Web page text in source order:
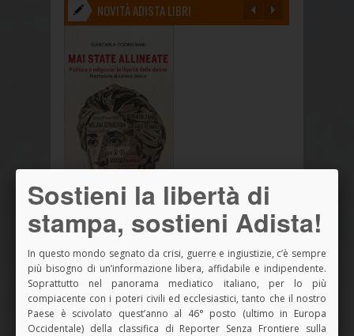
NOVITÀ ADISTA LIBRI
Sostieni la libertà di
stampa, sostieni Adista!
In questo mondo segnato da crisi, guerre e ingiustizie, c’è sempre
più bisogno di un’informazione libera, affidabile e indipendente.
Soprattutto nel panorama mediatico italiano, per lo più
compiacente con i poteri civili ed ecclesiastici, tanto che il nostro
Paese è scivolato quest’anno al 46° posto (ultimo in Europa
Occidentale) della classifica di Reporter Senza Frontiere sulla